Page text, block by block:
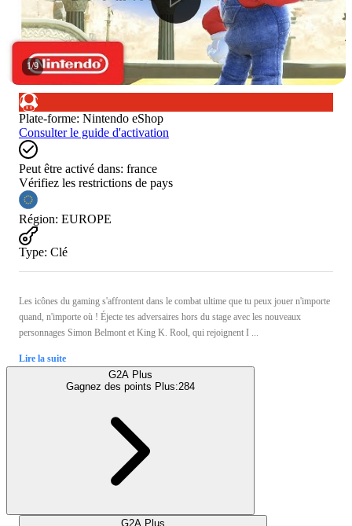
1/9
Plate-forme: Nintendo eShop
Consulter le guide d'activation
Peut être activé dans: france
Vérifiez les restrictions de pays
Région: EUROPE
Type: Clé
Les icônes du gaming s'affrontent dans le combat ultime que tu peux jouer n'importe
quand, n'importe où ! Éjecte tes adversaires hors du stage avec les nouveaux
personnages Simon Belmont et King K. Rool, qui rejoignent I ...
Lire la suite
G2A Plus
Gagnez des points Plus:284
G2A Plus